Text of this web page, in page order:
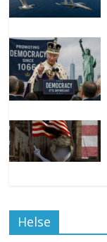
Helse